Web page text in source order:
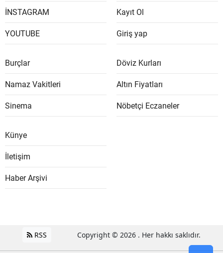
İNSTAGRAM
YOUTUBE
Kayıt Ol
Giriş yap
Burçlar
Namaz Vakitleri
Sinema
Döviz Kurları
Altın Fiyatları
Nöbetçi Eczaneler
Künye
İletişim
Haber Arşivi
RSS Copyright © 2026 . Her hakkı saklıdır.